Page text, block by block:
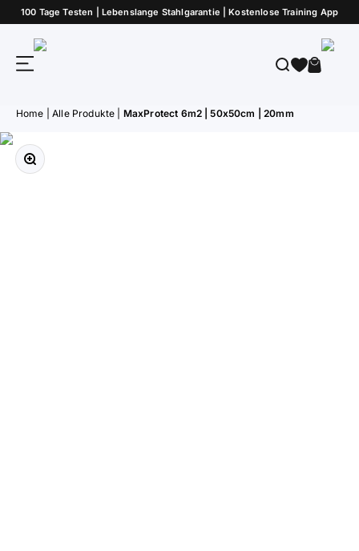
Zum Inhalt springen
100 Tage Testen | Lebenslange Stahlgarantie | Kostenlose Training App
Menü
ATLETICA
Suche
Home Alle Produkte MaxProtect 6m2 | 50x50cm | 20mm
Bild vergrößern